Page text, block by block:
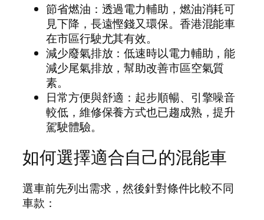
節省燃油：透過電力輔助，燃油消耗可
見下降，長遠慳錢又環保。香港混能車
在市區行駛尤其有效。
減少廢氣排放：低速時以電力輔助，能
減少尾氣排放，幫助改善市區空氣質
素。
日常方便與舒適：起步順暢、引擎噪音
較低，維修保養方式也已趨成熟，提升
駕駛體驗。
如何選擇適合自己的混能車
選車前先列出需求，然後針對條件比較不同
車款：